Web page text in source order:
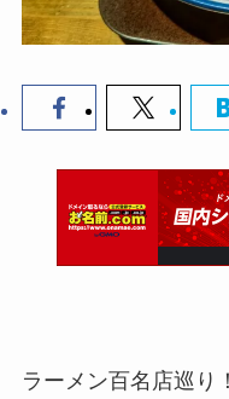
ラーメン百名店巡り！